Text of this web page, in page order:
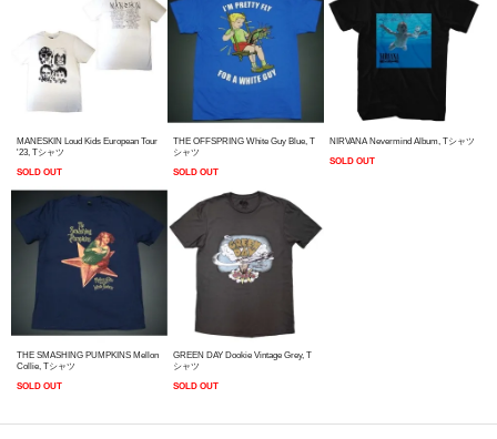
MANESKIN Loud Kids European Tour
'23, Tシャツ
SOLD OUT
THE OFFSPRING White Guy Blue, T
シャツ
SOLD OUT
NIRVANA Nevermind Album, Tシャツ
SOLD OUT
THE SMASHING PUMPKINS Mellon
Collie, Tシャツ
SOLD OUT
GREEN DAY Dookie Vintage Grey, T
シャツ
SOLD OUT